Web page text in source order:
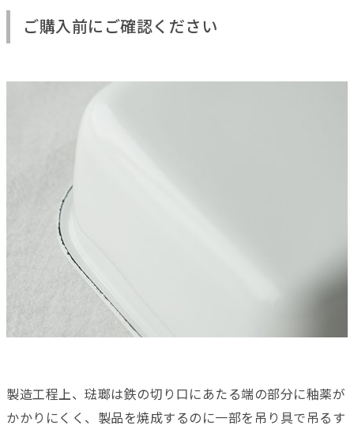
ご購入前にご確認ください
製造工程上、琺瑯は鉄の切り口にあたる端の部分に釉薬が
かかりにくく、製品を焼成するのに一部を吊り具で吊るす